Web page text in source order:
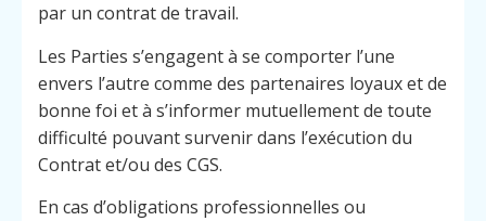
par un contrat de travail.
Les Parties s’engagent à se comporter l’une
envers l’autre comme des partenaires loyaux et de
bonne foi et à s’informer mutuellement de toute
difficulté pouvant survenir dans l’exécution du
Contrat et/ou des CGS.
En cas d’obligations professionnelles ou